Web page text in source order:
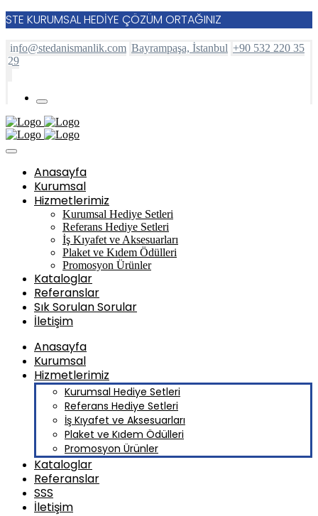
STE KURUMSAL HEDİYE ÇÖZÜM ORTAĞINIZ
info@stedanismanlik.com Bayrampaşa, İstanbul +90 532 220 35
29
Anasayfa
Kurumsal
Hizmetlerimiz
Kurumsal Hediye Setleri
Referans Hediye Setleri
İş Kıyafet ve Aksesuarları
Plaket ve Kıdem Ödülleri
Promosyon Ürünler
Kataloglar
Referanslar
Sık Sorulan Sorular
İletişim
Anasayfa
Kurumsal
Hizmetlerimiz
Kurumsal Hediye Setleri
Referans Hediye Setleri
İş Kıyafet ve Aksesuarları
Plaket ve Kıdem Ödülleri
Promosyon Ürünler
Kataloglar
Referanslar
SSS
İletişim